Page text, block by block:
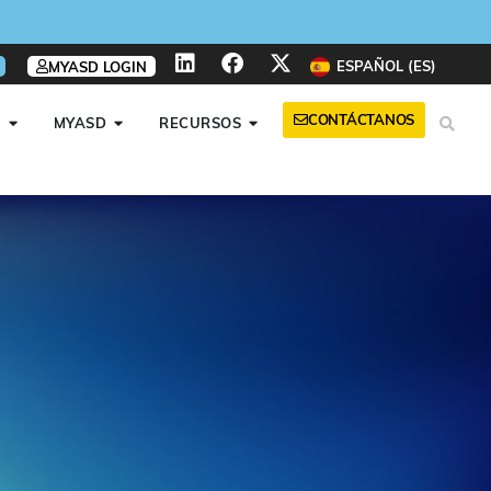
MYASD LOGIN ESPAÑOL (ES)
MYASD RECURSOS CONTÁCTANOS